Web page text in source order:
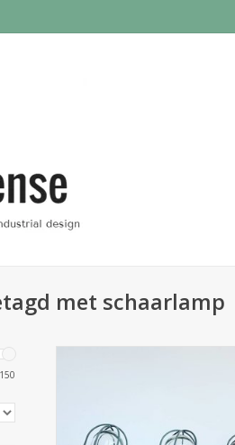
met schaarlamp
150
TOEVOEGEN AAN WINKELWAGEN